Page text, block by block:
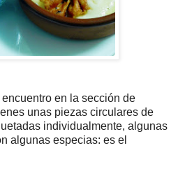
en la sección de
unas piezas circulares de
individualmente, algunas
algunas especias: es el